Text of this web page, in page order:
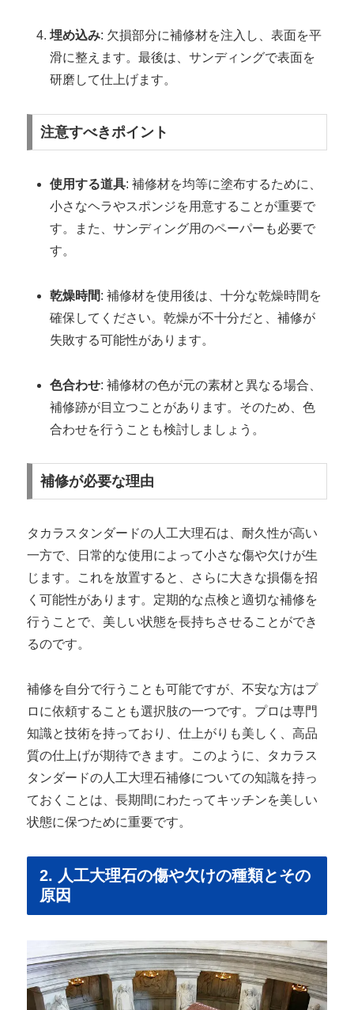
埋め込み: 欠損部分に補修材を注入し、表面を平
滑に整えます。最後は、サンディングで表面を
研磨して仕上げます。
注意すべきポイント
使用する道具: 補修材を均等に塗布するために、
小さなヘラやスポンジを用意することが重要で
す。また、サンディング用のペーパーも必要で
す。
乾燥時間: 補修材を使用後は、十分な乾燥時間を
確保してください。乾燥が不十分だと、補修が
失敗する可能性があります。
色合わせ: 補修材の色が元の素材と異なる場合、
補修跡が目立つことがあります。そのため、色
合わせを行うことも検討しましょう。
補修が必要な理由
タカラスタンダードの人工大理石は、耐久性が高い
一方で、日常的な使用によって小さな傷や欠けが生
じます。これを放置すると、さらに大きな損傷を招
く可能性があります。定期的な点検と適切な補修を
行うことで、美しい状態を長持ちさせることができ
るのです。
補修を自分で行うことも可能ですが、不安な方はプ
ロに依頼することも選択肢の一つです。プロは専門
知識と技術を持っており、仕上がりも美しく、高品
質の仕上げが期待できます。このように、タカラス
タンダードの人工大理石補修についての知識を持っ
ておくことは、長期間にわたってキッチンを美しい
状態に保つために重要です。
2. 人工大理石の傷や欠けの種類とその
原因